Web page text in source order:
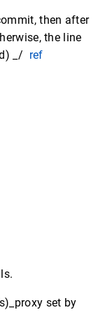
then after
the line
_/ ref
set by